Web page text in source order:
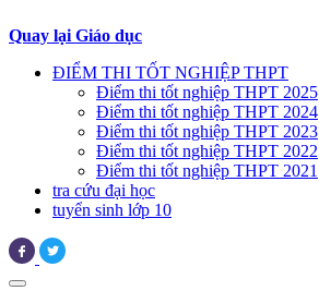
Quay lại Giáo dục
ĐIỂM THI TỐT NGHIỆP THPT
Điểm thi tốt nghiệp THPT 2025
Điểm thi tốt nghiệp THPT 2024
Điểm thi tốt nghiệp THPT 2023
Điểm thi tốt nghiệp THPT 2022
Điểm thi tốt nghiệp THPT 2021
tra cứu đại học
tuyển sinh lớp 10